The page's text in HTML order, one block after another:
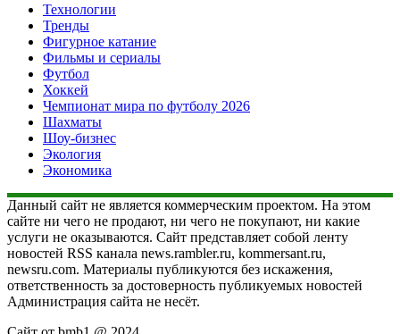
Технологии
Тренды
Фигурное катание
Фильмы и сериалы
Футбол
Хоккей
Чемпионат мира по футболу 2026
Шахматы
Шоу-бизнес
Экология
Экономика
Данный сайт не является коммерческим проектом. На этом
сайте ни чего не продают, ни чего не покупают, ни какие
услуги не оказываются. Сайт представляет собой ленту
новостей RSS канала news.rambler.ru, kommersant.ru,
newsru.com. Материалы публикуются без искажения,
ответственность за достоверность публикуемых новостей
Администрация сайта не несёт.